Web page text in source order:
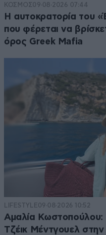
ΚΟΣΜΟΣ09·08·2026 07:44
Η αυτοκρατορία του
που φέρεται να
όρος Greek Mafia
LIFESTYLE09·08·2026 10:52
Αμαλία Κωστοπούλου:
Τζέικ Μέντγουελ